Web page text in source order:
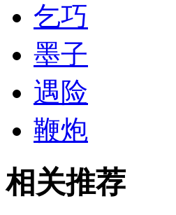
乞巧
墨子
遇险
鞭炮
相关推荐